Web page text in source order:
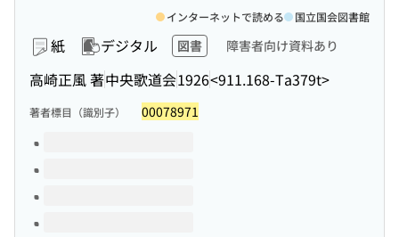
紙 デジタル 図書 障害者向け資料あり
高崎正風 著中央歌道会1926<911.168-Ta379t>
インターネットで読める 国立国会図書館
著者標目（識別子） 00078971
このタイトルの巻号